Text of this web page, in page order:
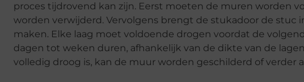
proces tijdrovend kan zijn. Eerst moeten de muren worden
worden verwijderd. Vervolgens brengt de stukadoor de stuc
maken. Elke laag moet voldoende drogen voordat de
dagen tot weken duren, afhankelijk van de dikte van de
volledig droog is, kan de muur worden geschilderd of verder